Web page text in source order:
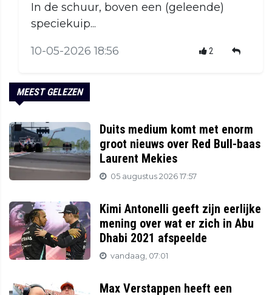
In de schuur, boven een (geleende)
speciekuip...
10-05-2026 18:56 2
MEEST GELEZEN
Duits medium komt met enorm
groot nieuws over Red Bull-baas
Laurent Mekies
05 augustus 2026 17:57
Kimi Antonelli geeft zijn eerlijke
mening over wat er zich in Abu
Dhabi 2021 afspeelde
vandaag, 07:01
Max Verstappen heeft een